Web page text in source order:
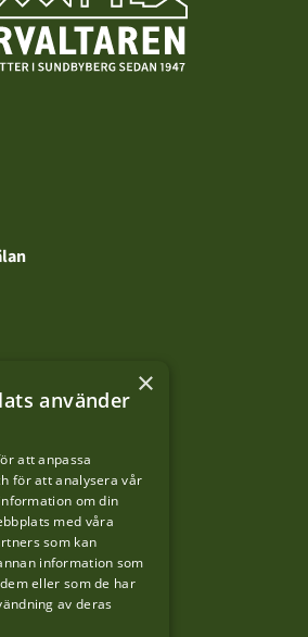
×
använder
att anpassa
för att analysera vår
om din
med våra
som kan
information som
eller som de har
av deras